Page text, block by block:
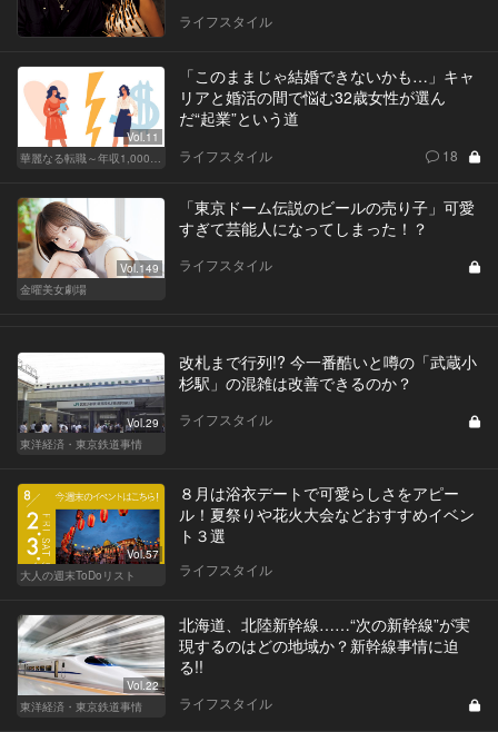
ライフスタイル
Vol.11
華麗なる転職～年収1,000万超の道～
「このままじゃ結婚できないかも…」キャ
リアと婚活の間で悩む32歳女性が選ん
だ“起業”という道
ライフスタイル 18
Vol.149
金曜美女劇場
「東京ドーム伝説のビールの売り子」可愛
すぎて芸能人になってしまった！？
ライフスタイル
Vol.29
東洋経済・東京鉄道事情
改札まで行列!? 今一番酷いと噂の「武蔵小
杉駅」の混雑は改善できるのか？
ライフスタイル
Vol.57
大人の週末ToDoリスト
８月は浴衣デートで可愛らしさをアピー
ル！夏祭りや花火大会などおすすめイベン
ト３選
ライフスタイル
Vol.22
東洋経済・東京鉄道事情
北海道、北陸新幹線……“次の新幹線”が実
現するのはどの地域か？新幹線事情に迫
る!!
ライフスタイル